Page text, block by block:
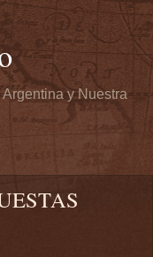
y Nuestra